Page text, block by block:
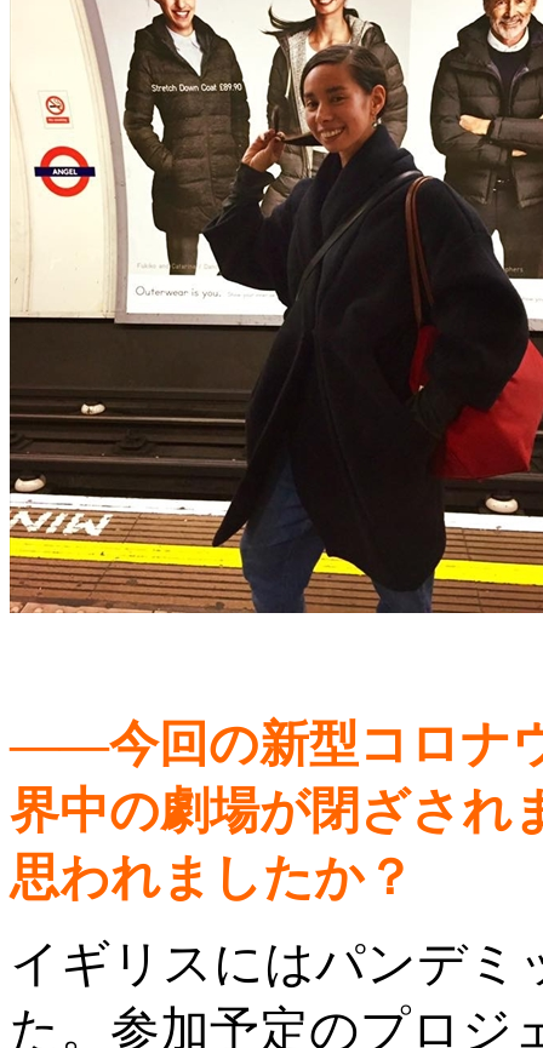
――今回の新型コロナ
界中の劇場が閉ざされ
思われましたか？
イギリスにはパンデミ
た。参加予定のプロジ